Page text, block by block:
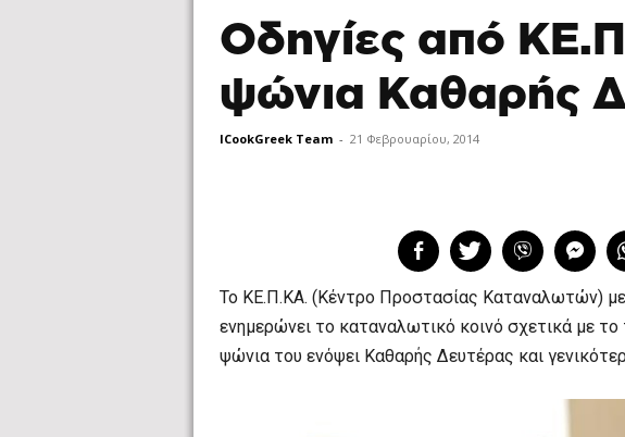
Οδηγίες από
ψώνια Καθαρής
ICookGreek Team - 21 Φεβρουαρίου, 2014
Το ΚΕ.Π.ΚΑ. (Κέντρο Προστασίας Καταναλωτών) με
ενημερώνει το καταναλωτικό κοινό σχετικά με το
ψώνια του ενόψει Καθαρής Δευτέρας και